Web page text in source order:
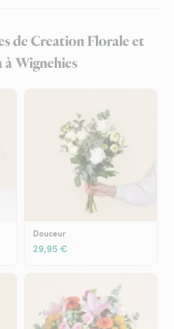
de Creation Florale et
Wignehies
Douceur
29,95 €